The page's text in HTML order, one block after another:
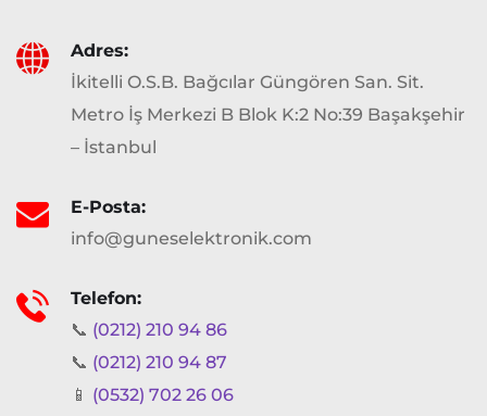
Adres:
İkitelli O.S.B. Bağcılar Güngören San. Sit.
Metro İş Merkezi B Blok K:2 No:39 Başakşehir
– İstanbul
E-Posta:
info@guneselektronik.com
Telefon:
📞 (0212) 210 94 86
📞 (0212) 210 94 87
📱 (0532) 702 26 06